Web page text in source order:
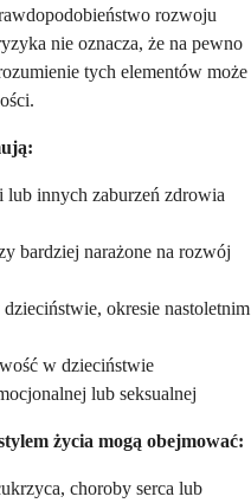
rozwoju
nie oznacza, że na pewno
tych elementów może
lub innych zaburzeń zdrowia
bardziej narażone na rozwój
okresie nastoletnim
w dzieciństwie
lub seksualnej
życia mogą obejmować:
choroby serca lub